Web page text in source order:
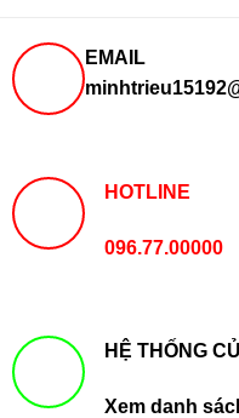
EMAIL
HOTLINE
096.77.00000
HỆ THỐNG
Xem danh